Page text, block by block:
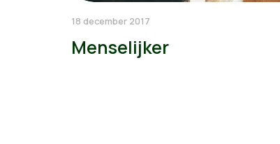
18 december 2017
Menselijker